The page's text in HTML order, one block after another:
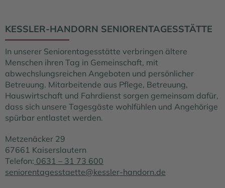
KESSLER-HANDORN SENIORENTAGESSTÄTTE
In unserer Seniorentagesstätte verbringen ältere
Menschen ihren Tag in Gemeinschaft, mit
abwechslungsreichen Angeboten und persönlicher
Betreuung. Mitarbeitende aus Pflege, Betreuung,
Hauswirtschaft und Fahrdienst sorgen gemeinsam dafür,
dass sich unsere Tagesgäste wohlfühlen und Angehörige
spürbar entlastet werden.
Metzenäcker 29
67661 Kaiserslautern
Telefon: 0631 – 31 73 600
seniorentagesstaette@kessler-handorn.de